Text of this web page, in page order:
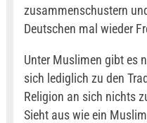
zusammenschustern
Deutschen mal wieder
Unter Muslimen gibt es
sich lediglich zu den
Religion an sich nichts
Sieht aus wie ein